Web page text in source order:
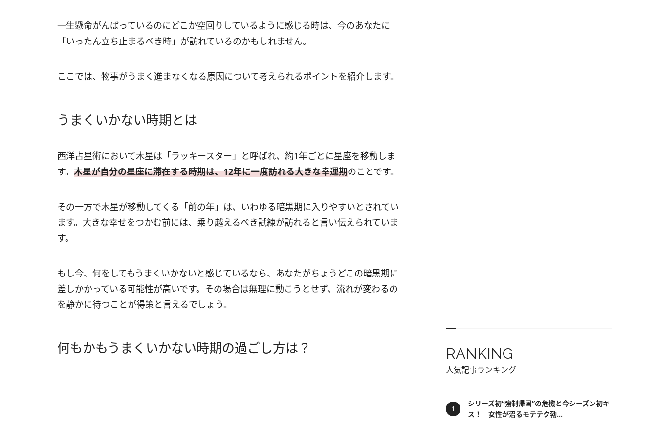
一生懸命がんばっているのにどこか空回りしているように感じる時は、今のあなたに
「いったん立ち止まるべき時」が訪れているのかもしれません。
ここでは、物事がうまく進まなくなる原因について考えられるポイントを紹介します。
うまくいかない時期とは
西洋占星術において木星は「ラッキースター」と呼ばれ、約1年ごとに星座を移動しま
す。 木星が自分の星座に滞在する時期は、12年に一度訪れる大きな幸運期のことです。
その一方で木星が移動してくる「前の年」は、いわゆる暗黒期に入りやすいとされてい
ます。大きな幸せをつかむ前には、乗り越えるべき試練が訪れると言い伝えられていま
す。
もし今、何をしてもうまくいかないと感じているなら、あなたがちょうどこの暗黒期に
差しかかっている可能性が高いです。その場合は無理に動こうとせず、流れが変わるの
を静かに待つことが得策と言えるでしょう。
何もかもうまくいかない時期の過ごし方は？ RANKING
人気記事ランキング
シリーズ初“強制帰国”の危機と今シーズン初キ
ス！ 女性が沼るモテテク勃...